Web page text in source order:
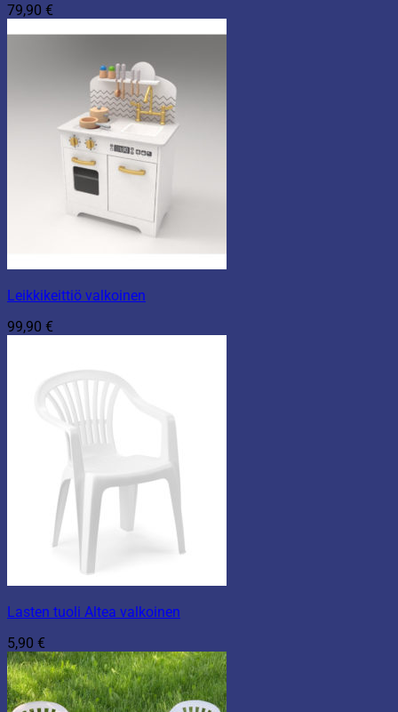
79,90 €
Leikkikeittiö valkoinen
99,90 €
Lasten tuoli Altea valkoinen
5,90 €